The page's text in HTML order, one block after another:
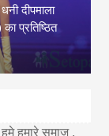
दीपमाला
प्रतिष्ठित
हमारे समाज ,